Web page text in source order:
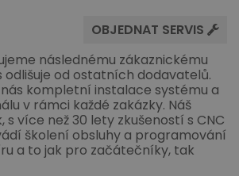
OBJEDNAT SERVIS
následnému zákaznickému
odlišuje od ostatních dodavatelů.
kompletní instalace systému a
v rámci každé zakázky. Náš
více než 30 lety zkušeností s CNC
školení obsluhy a programování
a to jak pro začátečníky, tak